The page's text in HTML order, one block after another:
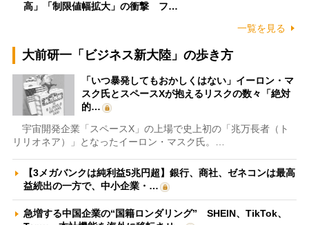
高」「制限値幅拡大」の衝撃 フ…
一覧を見る
大前研一「ビジネス新大陸」の歩き方
「いつ暴発してもおかしくはない」イーロン・マ
スク氏とスペースXが抱えるリスクの数々「絶対
的…
宇宙開発企業「スペースX」の上場で史上初の「兆万長者（ト
リリオネア）」となったイーロン・マスク氏。…
【3メガバンクは純利益5兆円超】銀行、商社、ゼネコンは最高
益続出の一方で、中小企業・…
急増する中国企業の“国籍ロンダリング” SHEIN、TikTok、